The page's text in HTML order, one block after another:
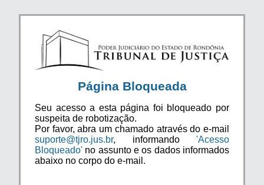
Página Bloqueada
Seu acesso a esta página foi bloqueado por
suspeita de robotização.
Por favor, abra um chamado através do e-mail
suporte@tjro.jus.br, informando 'Acesso
Bloqueado' no assunto e os dados informados
abaixo no corpo do e-mail.